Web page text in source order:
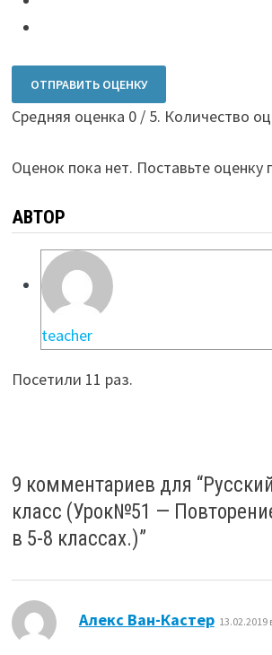
ОТПРАВИТЬ ОЦЕНКУ
Средняя оценка 0/ 5. Количество
Оценок пока нет. Поставьте оценку
АВТОР
teacher
Посетили 11 раз.
9 комментариев для “
класс (Урок№51 —
в 5-8 классах.)”
Алекс Ван-Кастер: 13.02.2019